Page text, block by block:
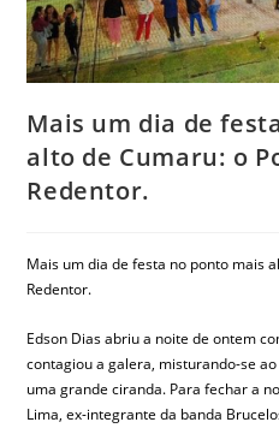
Mais um dia de
alto de Cumaru: o
Redentor.
Mais um dia de festa no ponto mais
Redentor.
Edson Dias abriu a noite de ontem
contagiou a galera, misturando-se
uma grande ciranda. Para fechar a
Lima, ex-integrante da banda